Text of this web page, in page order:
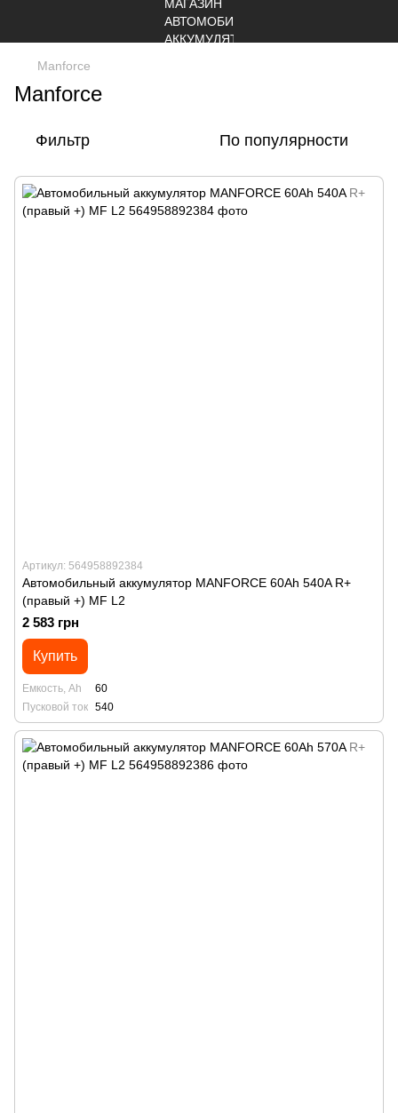
Manforce
Manforce
Фильтр По популярности
Артикул: 564958892384
Автомобильный аккумулятор MANFORСE 60Ah 540A R+
(правый +) MF L2
2 583 грн
Купить
Емкость, Ah
60
Пусковой ток 540